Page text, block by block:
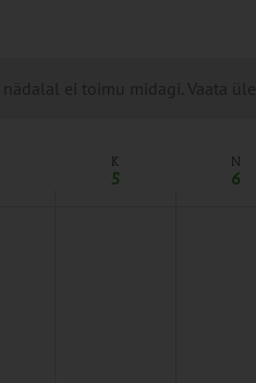
nädalal ei toimu midagi. Vaata üle
K
5
N
6